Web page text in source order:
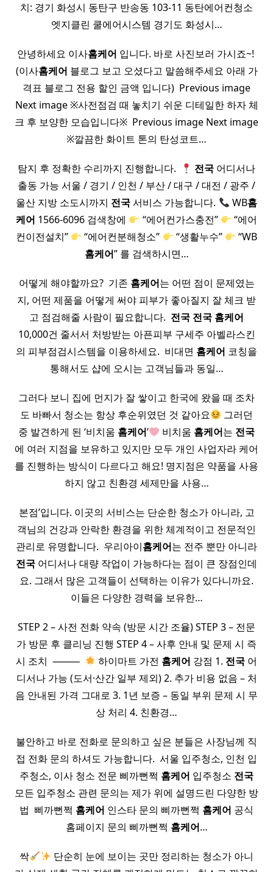
치: 경기 화성시 동탄구 반송동 103-11 동탄에어컨청소
엣지클린 쿨에어시스템 경기도 화성시…
안녕하세요 이사홈케어 입니다. 바로 사진보러 가시죠~! ​
(이사홈케어 블로그 보고 오셨다고 말씀해주세요 아래 가
격표 블로그 전용 할인 금액 입니다) ​ Previous image
Next image ※사전점검 때 놓치기 쉬운 디테일한 하자 체
크 후 보양한 모습입니다※ ​ Previous image Next image
※깔끔한 화이트 톤의 탄성코트…
탐지 후 정확한 수리까지 진행합니다. ​ 전국 어디서나
출동 가능 서울 / 경기 / 인천 / 부산 / 대구 / 대전 / 광주 /
울산 지방 소도시까지 전국서비스 가능합니다. WB홈
케어 1566-6096 검색창에 “에어컨가스충전”
“에어
컨이전설치”
“에어컨분해청소” “생활누수”
“WB
홈케어” 를 검색하시면…
어떻게 해야할까요? ​ 기존 홈케어는 어떤 점이 문제였는
지, 어떤 제품을 어떻게 써야 피부가 좋아질지 잘 체크 받
고 점검해줄 사람이 필요합니다. ​ 전국 전국 홈케어
10,000건 줄서서 처방받는 아픈피부 구세주 아벨라스킨
의 피부점검시스템을 이용하세요. ​ 비대면 홈케어 코칭을
통해서도 샵에 오시는 고객님들과 동일…
그러다 보니 집에 먼지가 잘 쌓이고 한국에 왔을 때 조차
도 바빠서 청소는 항상 후순위였던 것 같아요
그러던
중 발견하게 된 ‘비치움 홈케어’ 비치움 홈케어는 전국
에 여러 지점을 보유하고 있지만 모두 개인 사업자라 케어
를 진행하는 방식이 다르다고 해요! 명지점은 약품을 사용
하지 않고 친환경 세제만을 사용…
본점’입니다. 이곳의 서비스는 단순한 청소가 아니라, 고
객님의 건강과 안락한 환경을 위한 체계적이고 전문적인
관리로 유명합니다. ​ 우리아이홈케어는 전주 뿐만 아니라
전국 어디서나 대량 작업이 가능하다는 점이 큰 장점인데
요. 그래서 많은 고객들이 선택하는 이유가 있다니까요.
이들은 다양한 경력을 보유한…
STEP 2 – 사전 전화 약속 (방문 시간 조율) STEP 3 – 전문
가 방문 후 클리닝 진행 STEP 4 – 사후 안내 및 문제 시 즉
시 조치 ​ ⸻ ​
하이마트 가전 홈케어 강점 1. 전국 어
디서나 가능 (도서·산간 일부 제외) 2. 추가 비용 없음 – 처
음 안내된 가격 그대로 3. 1년 보증 – 동일 부위 문제 시 무
상 처리 4. 친환경…
불안하고 바로 전화로 문의하고 싶은 분들은 사장님께 직
접 전화 문의 하셔도 가능합니다. ​ 서울 입주청소, 인천 입
주청소, 이사 청소 전문 삐까뻔쩍 홈케어 입주청소 전국
모든 입주청소 관련 문의는 제가 위에 설명드린 다양한 방
법 ​ 삐까뻔쩍 홈케어 인스타 문의 삐까뻔쩍 홈케어 공식
홈페이지 문의 삐까뻔쩍 홈케어…
싹
단순히 눈에 보이는 곳만 정리하는 청소가 아니